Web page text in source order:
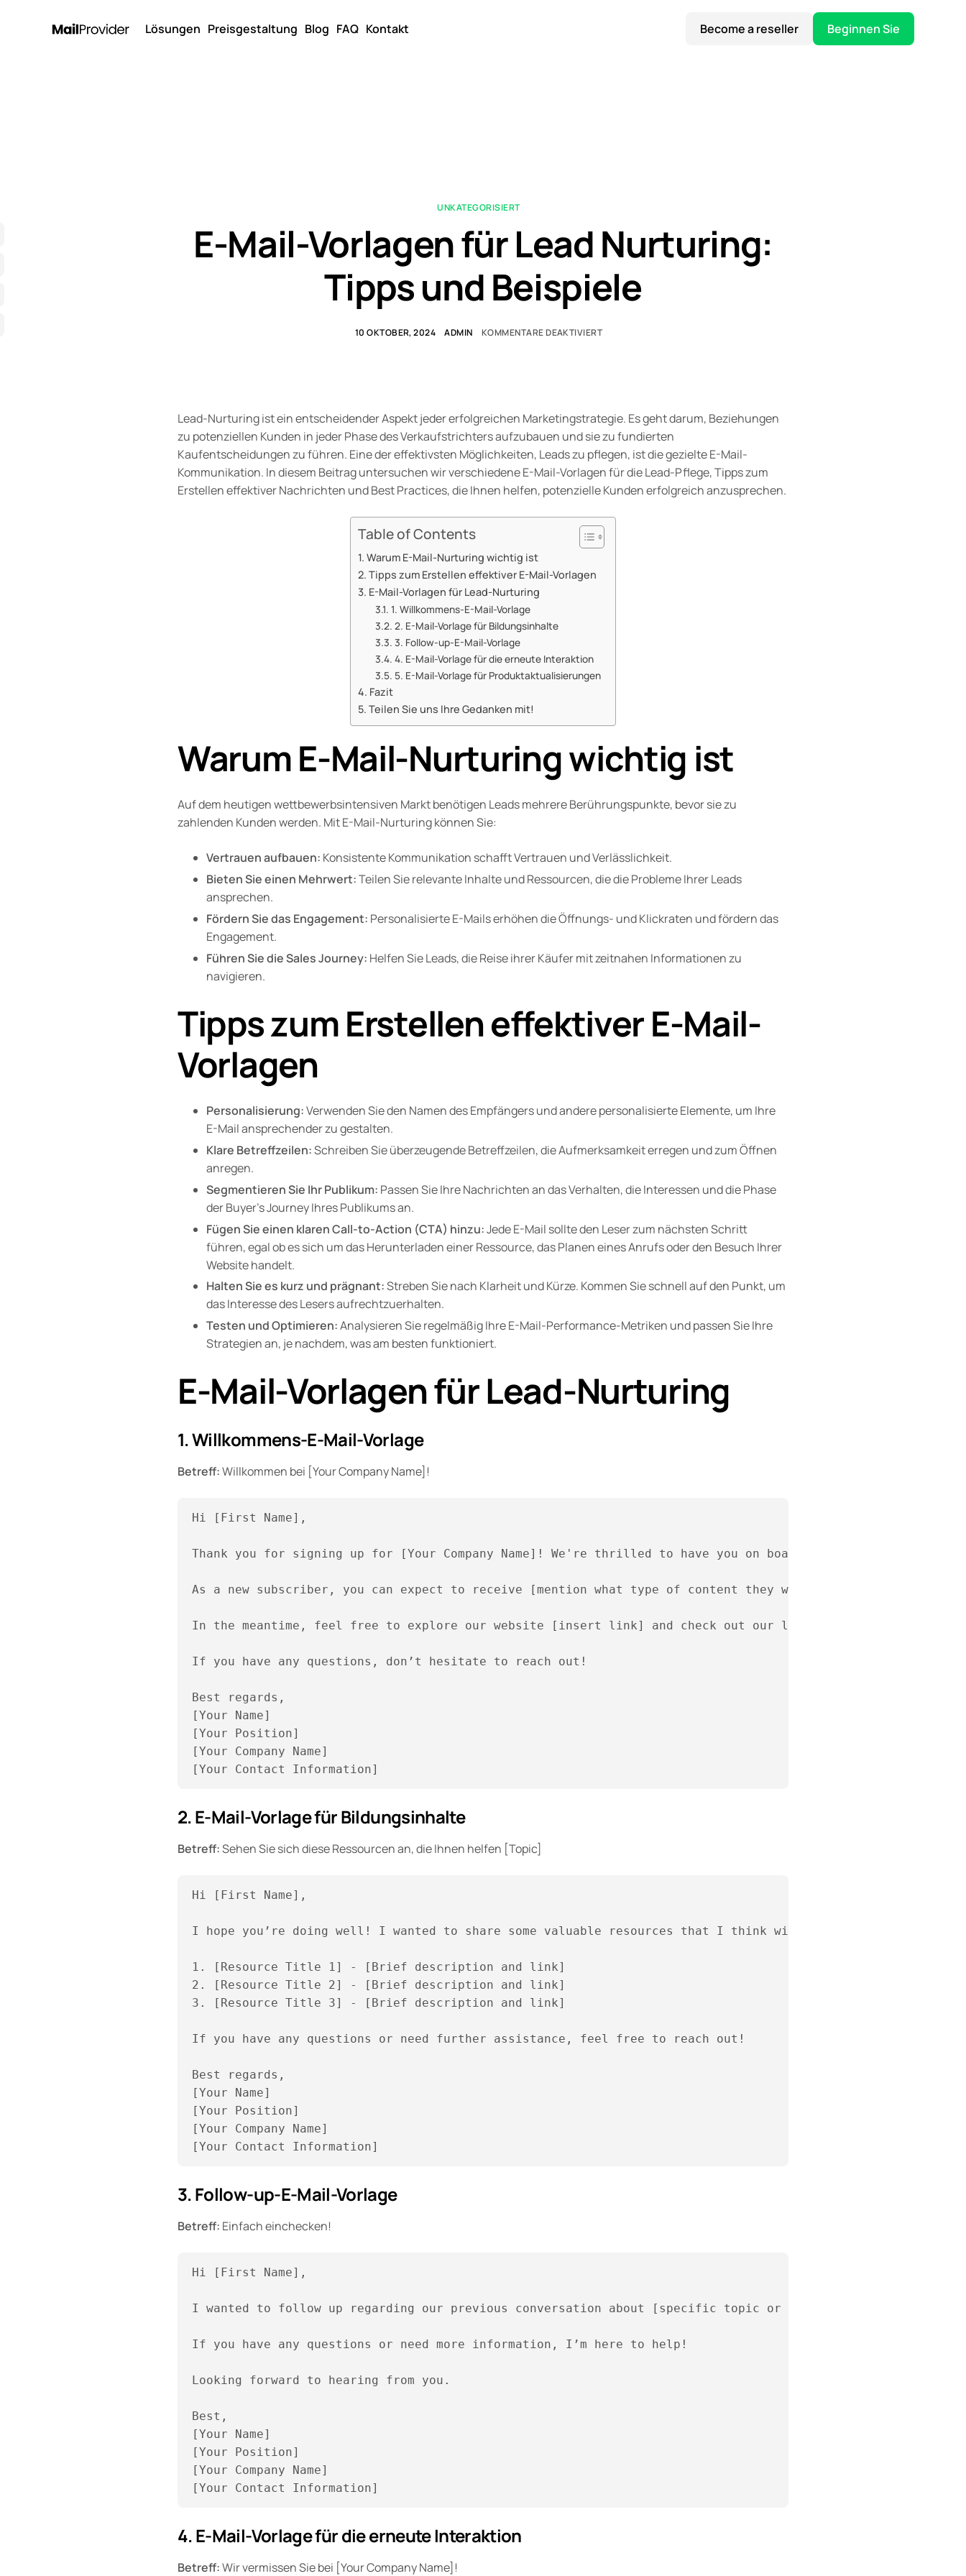
Lösungen Preisgestaltung Blog FAQ Kontakt Become a reseller Beginnen Sie
UNKATEGORISIERT
E-Mail-Vorlagen für Lead Nurturing:
Tipps und Beispiele
10 OKTOBER, 2024 ADMIN KOMMENTARE DEAKTIVIERT
Lead-Nurturing ist ein entscheidender Aspekt jeder erfolgreichen Marketingstrategie. Es geht darum, Beziehungen
zu potenziellen Kunden in jeder Phase des Verkaufstrichters aufzubauen und sie zu fundierten
Kaufentscheidungen zu führen. Eine der effektivsten Möglichkeiten, Leads zu pflegen, ist die gezielte E-Mail-
Kommunikation. In diesem Beitrag untersuchen wir verschiedene E-Mail-Vorlagen für die Lead-Pflege, Tipps zum
Erstellen effektiver Nachrichten und Best Practices, die Ihnen helfen, potenzielle Kunden erfolgreich anzusprechen.
Table of Contents
Warum E-Mail-Nurturing wichtig ist
Tipps zum Erstellen effektiver E-Mail-Vorlagen
E-Mail-Vorlagen für Lead-Nurturing
1. Willkommens-E-Mail-Vorlage
2. E-Mail-Vorlage für Bildungsinhalte
3. Follow-up-E-Mail-Vorlage
4. E-Mail-Vorlage für die erneute Interaktion
5. E-Mail-Vorlage für Produktaktualisierungen
Fazit
Teilen Sie uns Ihre Gedanken mit!
Warum E-Mail-Nurturing wichtig ist
Auf dem heutigen wettbewerbsintensiven Markt benötigen Leads mehrere Berührungspunkte, bevor sie zu
zahlenden Kunden werden. Mit E-Mail-Nurturing können Sie:
Vertrauen aufbauen: Konsistente Kommunikation schafft Vertrauen und Verlässlichkeit.
Bieten Sie einen Mehrwert:Teilen Sie relevante Inhalte und Ressourcen, die die Probleme Ihrer Leads
ansprechen.
Fördern Sie das Engagement: Personalisierte E-Mails erhöhen die Öffnungs- und Klickraten und fördern das
Engagement.
Führen Sie die Sales Journey: Helfen Sie Leads, die Reise ihrer Käufer mit zeitnahen Informationen zu
navigieren.
Tipps zum Erstellen effektiver E-Mail-
Vorlagen
Personalisierung:Verwenden Sie den Namen des Empfängers und andere personalisierte Elemente, um Ihre
E-Mail ansprechender zu gestalten.
Klare Betreffzeilen:Schreiben Sie überzeugende Betreffzeilen, die Aufmerksamkeit erregen und zum Öffnen
anregen.
Segmentieren Sie Ihr Publikum: Passen Sie Ihre Nachrichten an das Verhalten, die Interessen und die Phase
der Buyer’s Journey Ihres Publikums an.
Fügen Sie einen klaren Call-to-Action (CTA) hinzu:Jede E-Mail sollte den Leser zum nächsten Schritt
führen, egal ob es sich um das Herunterladen einer Ressource, das Planen eines Anrufs oder den Besuch Ihrer
Website handelt.
Halten Sie es kurz und prägnant:Streben Sie nach Klarheit und Kürze. Kommen Sie schnell auf den Punkt, um
das Interesse des Lesers aufrechtzuerhalten.
Testen und Optimieren:Analysieren Sie regelmäßig Ihre E-Mail-Performance-Metriken und passen Sie Ihre
Strategien an, je nachdem, was am besten funktioniert.
E-Mail-Vorlagen für Lead-Nurturing
1. Willkommens-E-Mail-Vorlage
Betreff:Willkommen bei [Your Company Name]!
Hi [First Name],
Thank you for signing up for [Your Company Name]! We're thrilled to have you on board.
As a new subscriber, you can expect to receive [mention what type of content they will receive, e.g.,
In the meantime, feel free to explore our website [insert link] and check out our latest blog posts
If you have any questions, don’t hesitate to reach out!
Best regards,
[Your Name]
[Your Position]
[Your Company Name]
2. E-Mail-Vorlage für Bildungsinhalte
Betreff:Sehen Sie sich diese Ressourcen an, die Ihnen helfen [Topic]
Hi [First Name],
I hope you’re doing well! I wanted to share some valuable resources that I think will help you with
1. [Resource Title 1] - [Brief description and link]
2. [Resource Title 2] - [Brief description and link]
3. [Resource Title 3] - [Brief description and link]
If you have any questions or need further assistance, feel free to reach out!
Best regards,
[Your Name]
[Your Position]
[Your Company Name]
3. Follow-up-E-Mail-Vorlage
Betreff: Einfach einchecken!
Hi [First Name],
I wanted to follow up regarding our previous conversation about [specific topic or offer]. Have you had a
If you have any questions or need more information, I’m here to help!
Looking forward to hearing from you.
Best,
[Your Name]
[Your Position]
[Your Company Name]
4. E-Mail-Vorlage für die erneute Interaktion
Betreff:Wir vermissen Sie bei [Your Company Name]!